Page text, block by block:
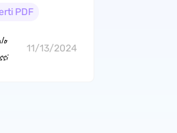
PDF
11/13/2024